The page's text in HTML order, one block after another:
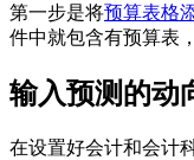
第一步是将预算表格
件中就包含有预算表
输入预测的动
在设置好会计和会计